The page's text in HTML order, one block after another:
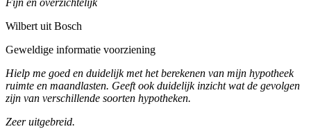
Wilbert uit Bosch
Geweldige informatie voorziening
Hielp me goed en duidelijk met het berekenen van mijn hypotheek
ruimte en maandlasten. Geeft ook duidelijk inzicht wat de gevolgen
zijn van verschillende soorten hypotheken.
Zeer uitgebreid.